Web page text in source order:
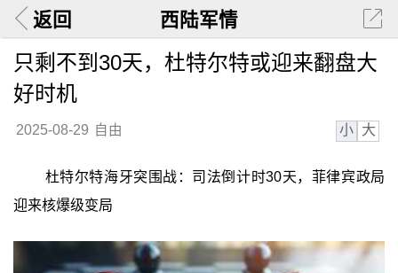
返回 西陆军情
只剩不到30天，杜特尔特或迎来翻盘大
好时机
2025-08-29 自由 小 大
杜特尔特海牙突围战：司法倒计时30天，菲律宾政局
迎来核爆级变局